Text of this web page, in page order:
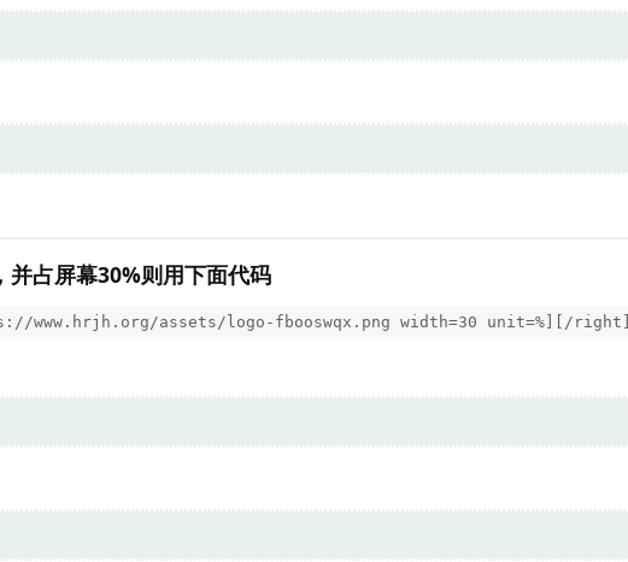
并占屏幕30%则用下面代码
www.hrjh.org/assets/logo-fbooswqx.png width=30 unit=%][/